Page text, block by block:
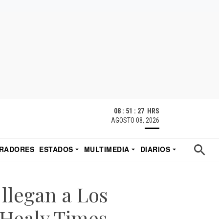
08 : 51 : 28 HRS
AGOSTO 08, 2026
ESTADOS MULTIMEDIA
DIARIOS
a Los